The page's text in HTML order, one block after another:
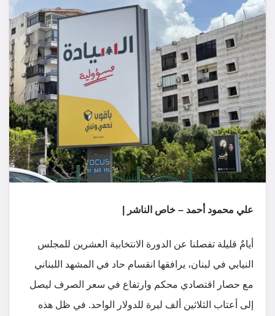
علي محمود أحمد – خاص الناشر |
أيامٌ قليلة تفصلنا عن الدورة الانتخابية العشرين للمجلس
النيابي في لبنان، يرافقها انقسام حاد في المشهد اللبناني
مع حصار اقتصادي محكم وارتفاع في سعر الصرف ليصل
إلى أعتاب الثلاثين ألف ليرة للدولار الواحد. في ظل هذه